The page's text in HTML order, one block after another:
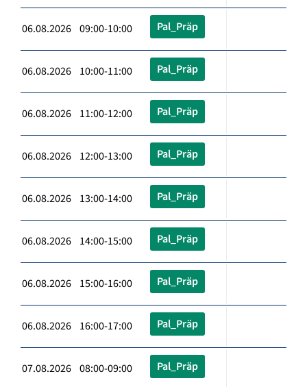
06.08.2026 09:00-10:00 Pal_Präp
06.08.2026 10:00-11:00 Pal_Präp
06.08.2026 11:00-12:00 Pal_Präp
06.08.2026 12:00-13:00 Pal_Präp
06.08.2026 13:00-14:00 Pal_Präp
06.08.2026 14:00-15:00 Pal_Präp
06.08.2026 15:00-16:00 Pal_Präp
06.08.2026 16:00-17:00 Pal_Präp
07.08.2026 08:00-09:00 Pal_Präp